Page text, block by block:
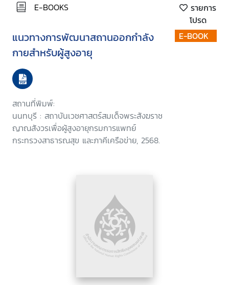
E-BOOKS
รายการ
โปรด
แนวทางการพัฒนาสถานออกกำลัง
กายสำหรับผู้สูงอายุ
สถานที่พิมพ์:
นนทบุรี : สถาบันเวชศาสตร์สมเด็จพระสังฆราช
ญาณสังวรเพื่อผู้สูงอายุกรมการแพทย์
กระทรวงสาธารณสุข และภาคีเครือข่าย, 2568.
E-BOOK